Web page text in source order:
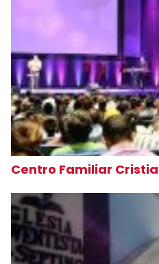
Centro Familiar